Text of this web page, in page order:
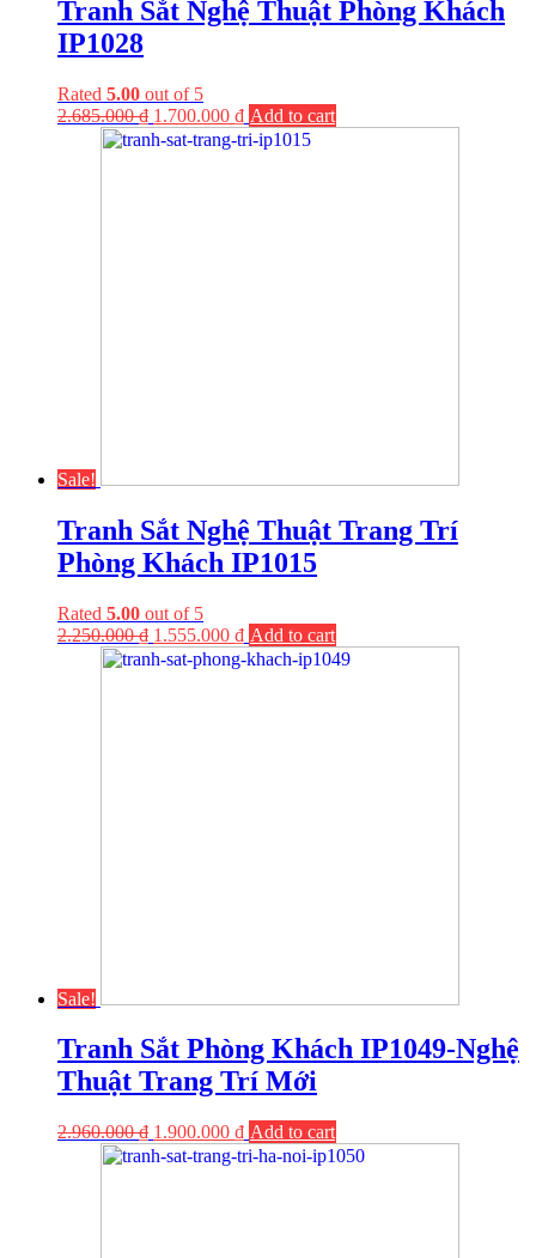
Tranh Sắt Nghệ Thuật Phòng Khách
IP1028
Rated 5.00 out of 5
2.685.000₫ 1.700.000 ₫ Add to cart
Sale!
Tranh Sắt Nghệ Thuật Trang Trí
Phòng Khách IP1015
Rated 5.00 out of 5
2.250.000₫ 1.555.000 ₫ Add to cart
Sale!
Tranh Sắt Phòng Khách IP1049-Nghệ
Thuật Trang Trí Mới
2.960.000₫ 1.900.000 ₫ Add to cart